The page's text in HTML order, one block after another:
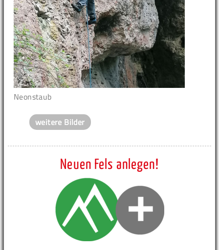
Neonstaub
weitere Bilder
Neuen Fels anlegen!